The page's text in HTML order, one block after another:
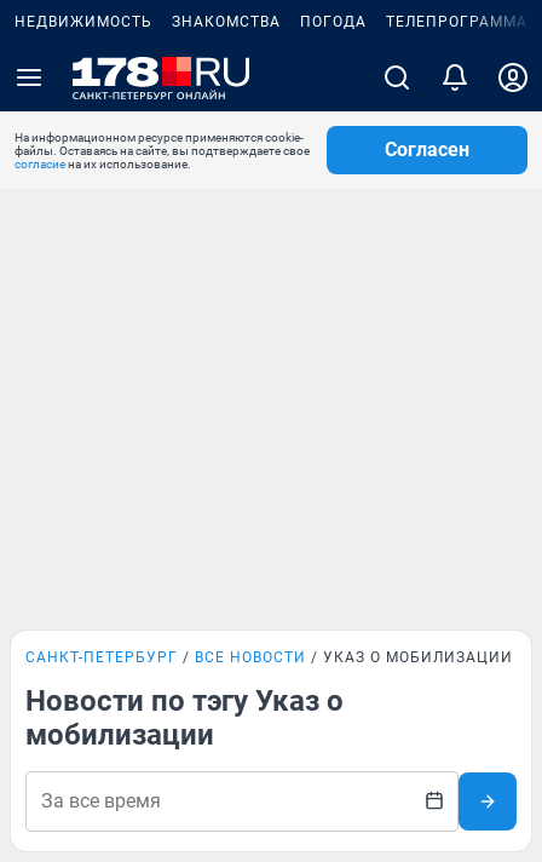
НЕДВИЖИМОСТЬ ЗНАКОМСТВА ПОГОДА ТЕЛЕПРОГРАММА
На информационном ресурсе применяются cookie-
файлы. Оставаясь на сайте, вы подтверждаете свое
согласиена их использование.
Согласен
САНКТ-ПЕТЕРБУРГ ВСЕ НОВОСТИ УКАЗ О МОБИЛИЗАЦИИ
Новости по тэгу Указ о
мобилизации